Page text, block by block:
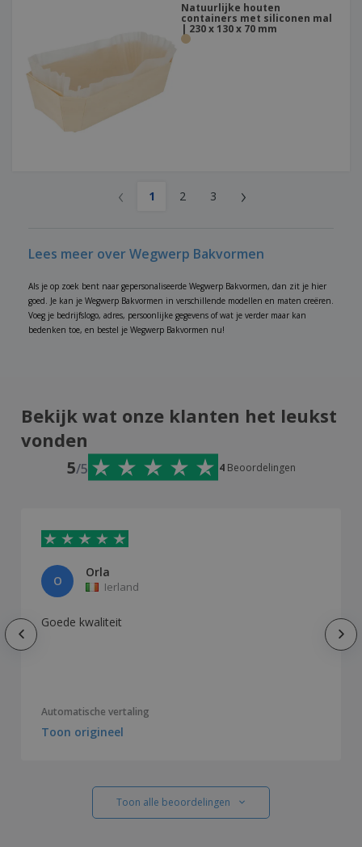
Natuurlijke houten
containers met siliconen mal
| 230 x 130 x 70 mm
‹ 1 2 3 ›
Lees meer over Wegwerp Bakvormen
Als je op zoek bent naar gepersonaliseerde Wegwerp Bakvormen, dan zit je hier
goed. Je kan je Wegwerp Bakvormen in verschillende modellen en maten creëren.
Voeg je bedrijfslogo, adres, persoonlijke gegevens of wat je verder maar kan
bedenken toe, en bestel je Wegwerp Bakvormen nu!
Bekijk wat onze klanten het leukst
vonden
5/5 4 Beoordelingen
O
Orla
Ierland
Goede kwaliteit
Automatische vertaling
Toon origineel
Toon alle beoordelingen